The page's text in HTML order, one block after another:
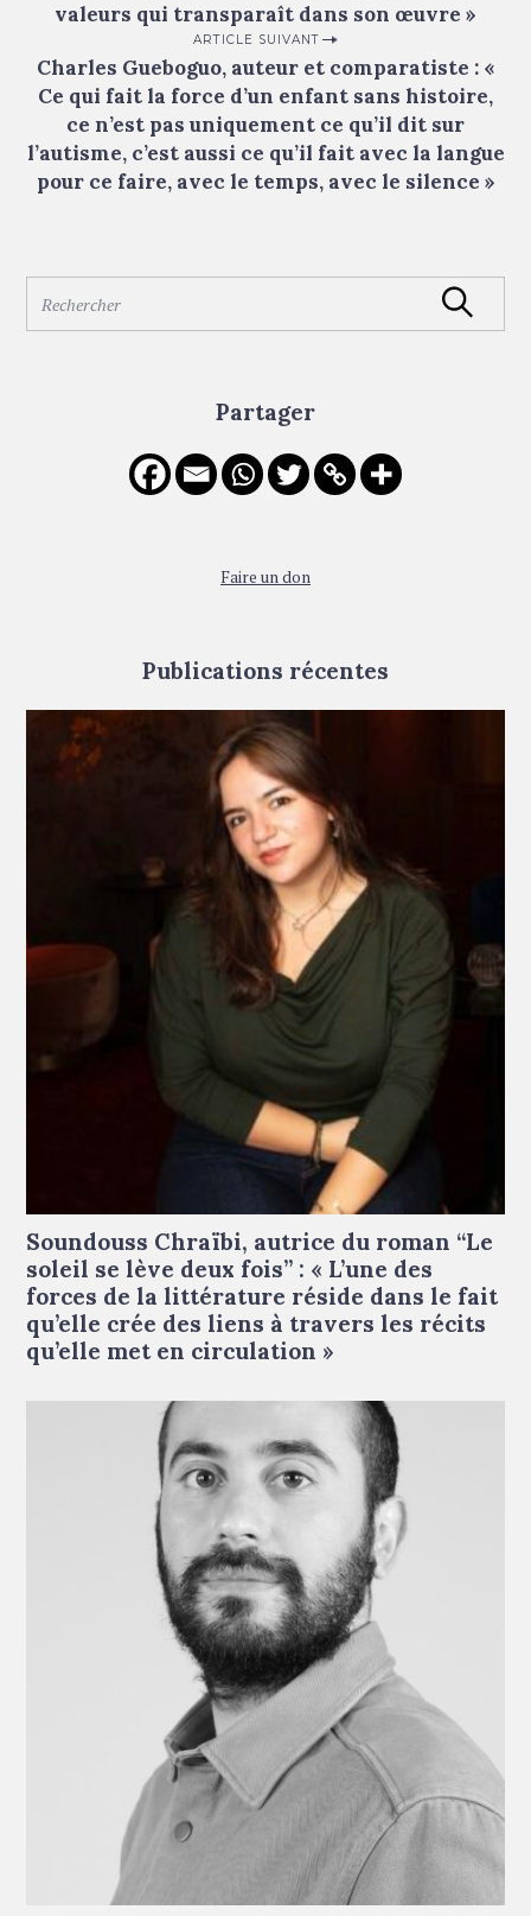
a
Rechercher
Partager
Faire un don
Publications récentes
Soundouss Chraïbi © Francesca Mantovani
Soundouss Chraïbi, autrice du roman “Le
soleil se lève deux fois” : « L’une des
forces de la littérature réside dans le fait
qu’elle crée des liens à travers les récits
qu’elle met en circulation »
Faris Lounis © Droits réservés
a
v
i
g
i
valeurs qui transparaît dans son œuvre »
ARTICLE SUIVANT
Charles Gueboguo, auteur et comparatiste : «
Ce qui fait la force d’un enfant sans histoire,
ce n’est pas uniquement ce qu’il dit sur
l’autisme, c’est aussi ce qu’il fait avec la langue
pour ce faire, avec le temps, avec le silence »